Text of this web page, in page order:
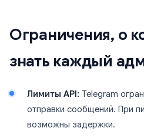
Ограничения, о
знать каждый
Лимиты API: Telegram
отправки сообщений. При
возможны задержки.